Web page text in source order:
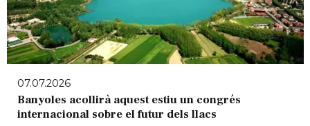
07.07.2026
Banyoles acollirà aquest estiu un congrés
internacional sobre el futur dels llacs